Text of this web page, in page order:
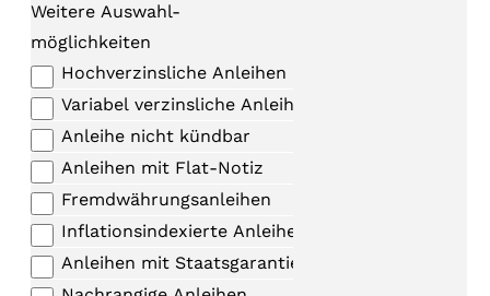
Weitere Auswahl-
möglichkeiten
Hochverzinsliche Anleihen
Variabel verzinsliche Anleihen
Anleihe nicht kündbar
Anleihen mit Flat-Notiz
Fremdwährungsanleihen
Inflationsindexierte Anleihen
Anleihen mit Staatsgarantie